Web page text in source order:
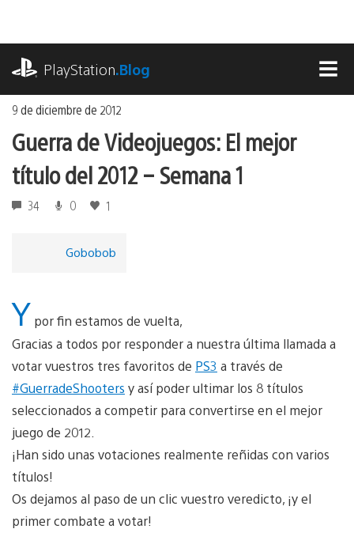
contenido
PlayStation.Blog
9 de diciembre de 2012
Guerra de Videojuegos: El mejor
título del 2012 – Semana 1
34 0 1
Gobobob
Y por fin estamos de vuelta,
Gracias a todos por responder a nuestra última llamada a
votar vuestros tres favoritos de PS3 a través de
#GuerradeShooters y así poder ultimar los 8 títulos
seleccionados a competir para convertirse en el mejor
juego de 2012.
¡Han sido unas votaciones realmente reñidas con varios
títulos!
Os dejamos al paso de un clic vuestro veredicto, ¡y el
primer combate a votar!